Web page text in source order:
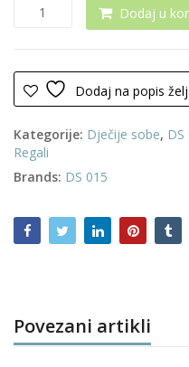
Dodaj u
Dodaj na popis
Kategorije: Dječije sobe, DS
Regali
Brands: DS 015
Povezani artikli